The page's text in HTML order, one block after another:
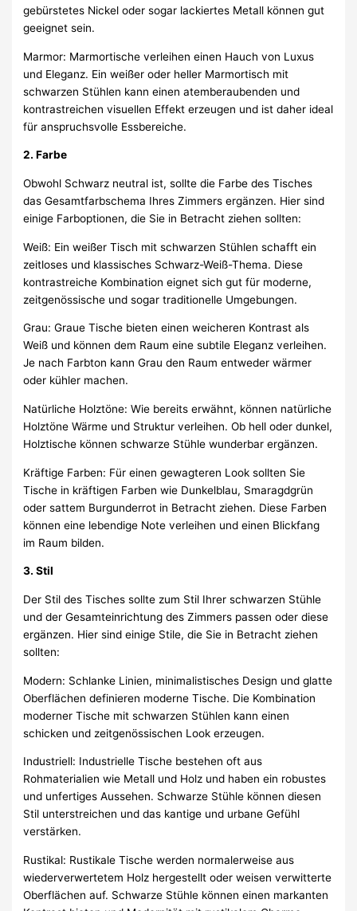
gebürstetes Nickel oder sogar lackiertes Metall können gut
geeignet sein.
Marmor: Marmortische verleihen einen Hauch von Luxus
und Eleganz. Ein weißer oder heller Marmortisch mit
schwarzen Stühlen kann einen atemberaubenden und
kontrastreichen visuellen Effekt erzeugen und ist daher ideal
für anspruchsvolle Essbereiche.
2. Farbe
Obwohl Schwarz neutral ist, sollte die Farbe des Tisches
das Gesamtfarbschema Ihres Zimmers ergänzen. Hier sind
einige Farboptionen, die Sie in Betracht ziehen sollten:
Weiß: Ein weißer Tisch mit schwarzen Stühlen schafft ein
zeitloses und klassisches Schwarz-Weiß-Thema. Diese
kontrastreiche Kombination eignet sich gut für moderne,
zeitgenössische und sogar traditionelle Umgebungen.
Grau: Graue Tische bieten einen weicheren Kontrast als
Weiß und können dem Raum eine subtile Eleganz verleihen.
Je nach Farbton kann Grau den Raum entweder wärmer
oder kühler machen.
Natürliche Holztöne: Wie bereits erwähnt, können natürliche
Holztöne Wärme und Struktur verleihen. Ob hell oder dunkel,
Holztische können schwarze Stühle wunderbar ergänzen.
Kräftige Farben: Für einen gewagteren Look sollten Sie
Tische in kräftigen Farben wie Dunkelblau, Smaragdgrün
oder sattem Burgunderrot in Betracht ziehen. Diese Farben
können eine lebendige Note verleihen und einen Blickfang
im Raum bilden.
3. Stil
Der Stil des Tisches sollte zum Stil Ihrer schwarzen Stühle
und der Gesamteinrichtung des Zimmers passen oder diese
ergänzen. Hier sind einige Stile, die Sie in Betracht ziehen
sollten:
Modern: Schlanke Linien, minimalistisches Design und glatte
Oberflächen definieren moderne Tische. Die Kombination
moderner Tische mit schwarzen Stühlen kann einen
schicken und zeitgenössischen Look erzeugen.
Industriell: Industrielle Tische bestehen oft aus
Rohmaterialien wie Metall und Holz und haben ein robustes
und unfertiges Aussehen. Schwarze Stühle können diesen
Stil unterstreichen und das kantige und urbane Gefühl
verstärken.
Rustikal: Rustikale Tische werden normalerweise aus
wiederverwertetem Holz hergestellt oder weisen verwitterte
Oberflächen auf. Schwarze Stühle können einen markanten